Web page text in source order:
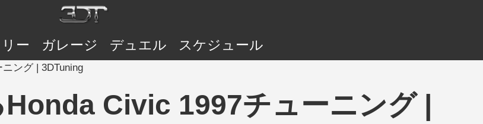
ー ガレージ デュエル スケジュール
ング | 3DTuning
Civic 1997チューニング |